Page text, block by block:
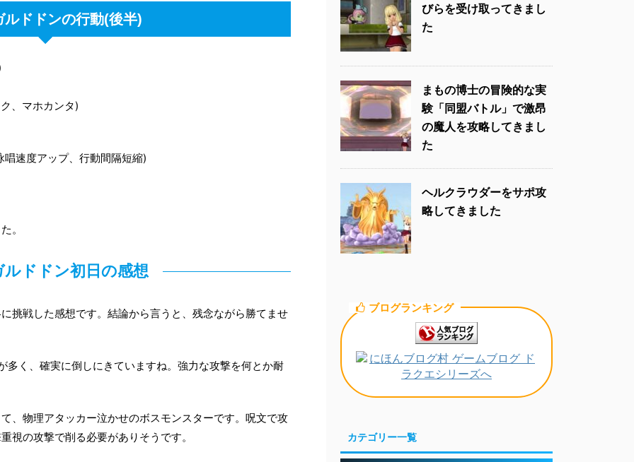
ルドドンの行動(後半)
、マホカンタ)
速度アップ、行動間隔短縮)
。
ルドドン初日の感想
挑戦した感想です。結論から言うと、残念ながら勝てませ
多く、確実に倒しにきていますね。強力な攻撃を何とか耐
、物理アタッカー泣かせのボスモンスターです。呪文で攻
視の攻撃で削る必要がありそうです。
びらを受け取ってきまし
た
まもの博士の冒険的な実
験「同盟バトル」で激昂
の魔人を攻略してきまし
た
ヘルクラウダーをサポ攻
略してきました
ブログランキング
カテゴリー一覧